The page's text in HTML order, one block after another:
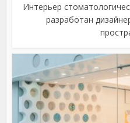
Интерьер
разработан